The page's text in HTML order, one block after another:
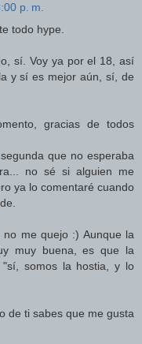
p. m.
todo hype.
sí. Voy ya por el 18, así
y sí es mejor aún, sí, de
gracias de todos
que no esperaba
no sé si alguien me
ya lo comentaré cuando
no me quejo :) Aunque la
muy buena, es que la
"sí, somos la hostia, y lo
de ti sabes que me gusta